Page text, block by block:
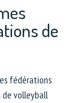
de
fédérations
volleyball